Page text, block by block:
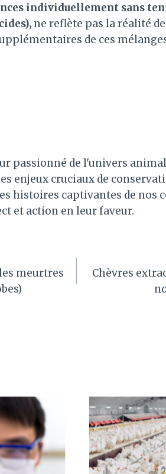
individuellement sans
ne reflète pas la réalité
de ces
passionné de l'univers
enjeux cruciaux de
histoires captivantes de nos
et action en leur faveur.
meurtres
Chèvres